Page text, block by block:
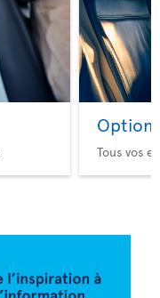
Option
Tous vos